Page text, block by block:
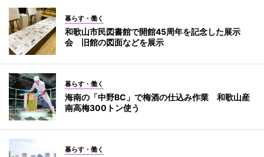
暮らす・働く
和歌山市民図書館で開館45周年を記念した展示
会 旧館の図面などを展示
暮らす・働く
海南の「中野BC」で梅酒の仕込み作業 和歌山産
南高梅300トン使う
暮らす・働く